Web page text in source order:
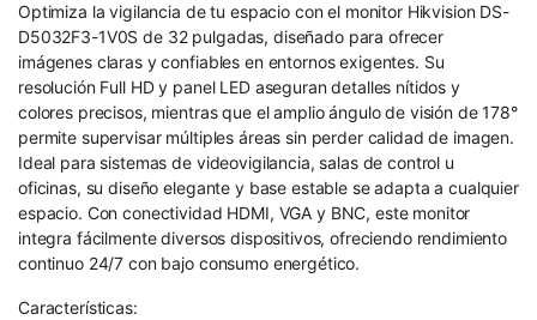
Optimiza la vigilancia de tu espacio con el monitor Hikvision DS-
D5032F3-1V0S de 32 pulgadas, diseñado para ofrecer
imágenes claras y confiables en entornos exigentes. Su
resolución Full HD y panel LED aseguran detalles nítidos y
colores precisos, mientras que el amplio ángulo de visión de 178°
permite supervisar múltiples áreas sin perder calidad de imagen.
Ideal para sistemas de videovigilancia, salas de control u
oficinas, su diseño elegante y base estable se adapta a cualquier
espacio. Con conectividad HDMI, VGA y BNC, este monitor
integra fácilmente diversos dispositivos, ofreciendo rendimiento
continuo 24/7 con bajo consumo energético.
Características: